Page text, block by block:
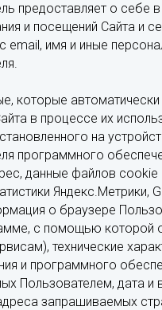
предоставляет о себе
и посещений Сайта и
email, имя и иные
которые
в процессе их
на
программного
данные файлов cookie
Яндекс.Метрики,
о браузере
с помощью которой
технические
и программного
Пользователем, дата и
запрашиваемых